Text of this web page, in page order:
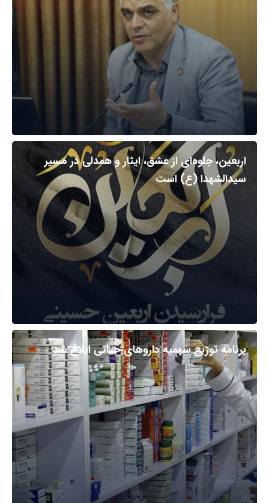
اربعین، جلوه‌ای از عشق، ایثار و همدلی در مسیر
سیدالشهدا (ع) است
برنامه توزیع سهمیه داروهای حیاتی ابلاغ شد